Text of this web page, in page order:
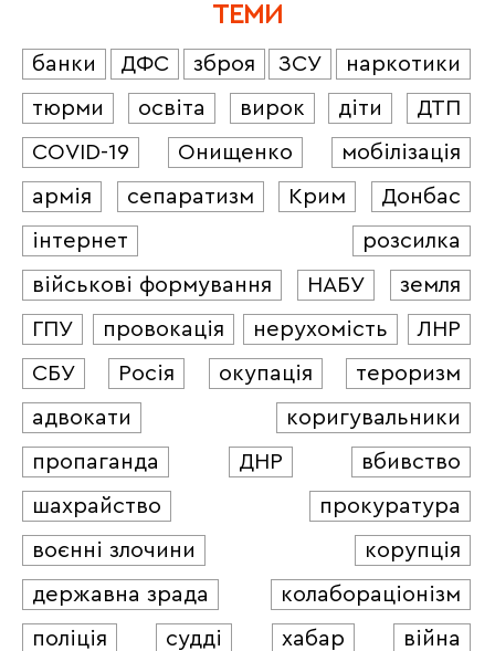
ТЕМИ
банки ДФС зброя ЗСУ
наркотики
тюрми
освіта вирок діти
ДТП
COVID-19
Онищенко
мобілізація
армія
сепаратизм Крим
Донбас
інтернет
розсилка
військові формування
НАБУ
земля
ГПУ
провокація нерухомість
ЛНР
СБУ
Росія окупація
тероризм
адвокати
коригувальники
пропаганда
ДНР
вбивство
шахрайство
прокуратура
воєнні злочини
корупція
державна зрада
колабораціонізм
поліція
судді хабар війна